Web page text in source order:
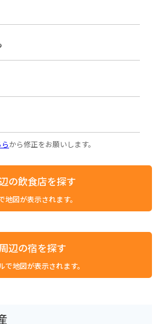
から修正をお願いします。
の飲食店を探す
地図が表示されます。
辺の宿を探す
で地図が表示されます。